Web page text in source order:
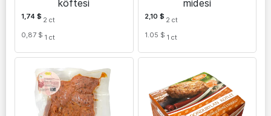
köftesi
1,74 $ 2 ct
0,87 $ 1 ct
midesi
2,10 $ 2 ct
1.05 $ 1 ct